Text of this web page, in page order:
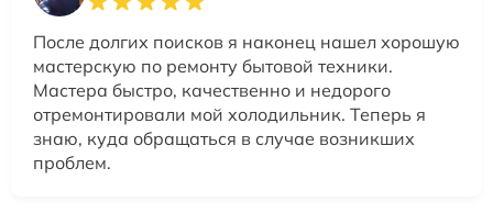
После долгих поисков я наконец нашел хорошую
мастерскую по ремонту бытовой техники.
Мастера быстро, качественно и недорого
отремонтировали мой холодильник. Теперь я
знаю, куда обращаться в случае возникших
проблем.